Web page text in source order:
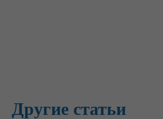
Другие статьи